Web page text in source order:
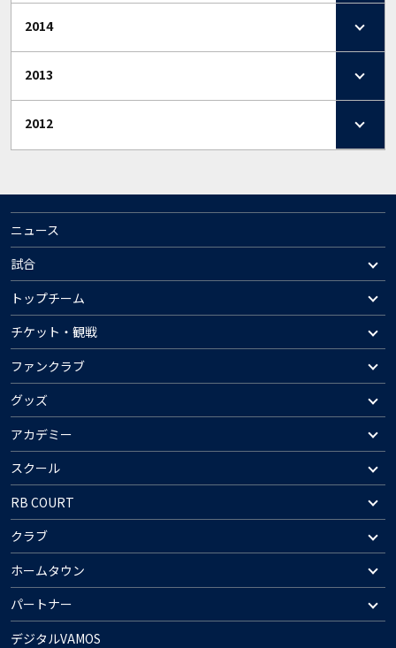
2014
2013
2012
ニュース
試合
トップチーム
チケット・観戦
ファンクラブ
グッズ
アカデミー
スクール
RB COURT
クラブ
ホームタウン
パートナー
デジタルVAMOS